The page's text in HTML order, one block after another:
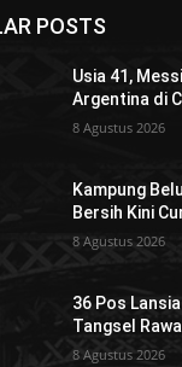
POSTS
Usia 41,
Argentina di
8 Agustus 2026
Kampung
Bersih Kini
8 Agustus 2026
36 Pos
Tangsel
8 Agustus 2026